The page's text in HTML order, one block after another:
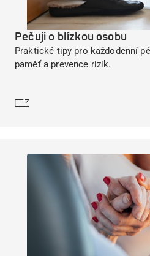
Pečuji o blízkou osobu
Praktické tipy pro každodenní
paměť a prevence rizik.
Dozvědět se více